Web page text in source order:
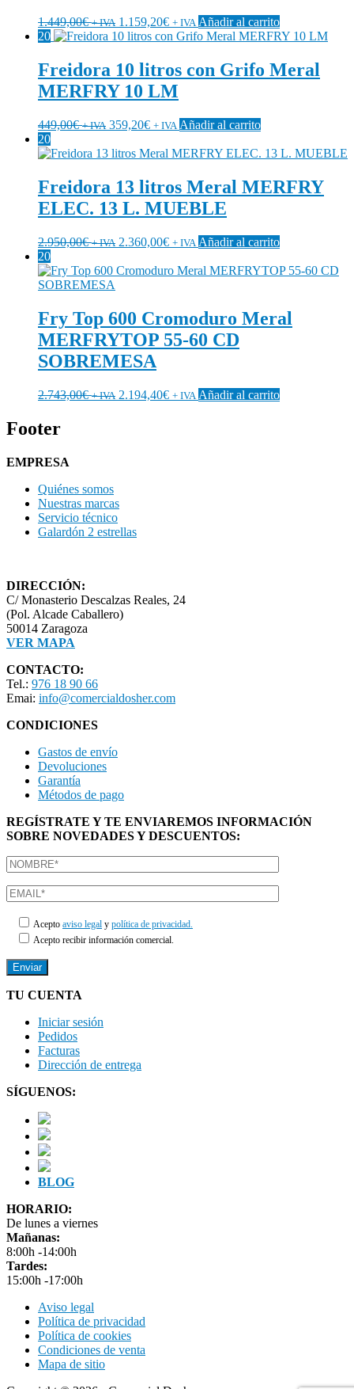
1.449,00€ + IVA 1.159,20€ + IVA Añadir al carrito
20
Freidora 10 litros con Grifo Meral
MERFRY 10 LM
449,00€ + IVA 359,20€ + IVA Añadir al carrito
20
Freidora 13 litros Meral MERFRY
ELEC. 13 L. MUEBLE
2.950,00€ + IVA 2.360,00€ + IVA Añadir al carrito
20
Fry Top 600 Cromoduro Meral
MERFRYTOP 55-60 CD
SOBREMESA
2.743,00€ + IVA 2.194,40€ + IVA Añadir al carrito
Footer
EMPRESA
Quiénes somos
Nuestras marcas
Servicio técnico
Galardón 2 estrellas
DIRECCIÓN:
C/ Monasterio Descalzas Reales, 24
(Pol. Alcade Caballero)
50014 Zaragoza
VER MAPA
CONTACTO:
Tel.: 976 18 90 66
Emai: info@comercialdosher.com
CONDICIONES
Gastos de envío
Devoluciones
Garantía
Métodos de pago
REGÍSTRATE Y TE ENVIAREMOS INFORMACIÓN
SOBRE NOVEDADES Y DESCUENTOS:
Acepto aviso legal y política de privacidad.
Acepto recibir información comercial.
TU CUENTA
Iniciar sesión
Pedidos
Facturas
Dirección de entrega
SÍGUENOS:
BLOG
HORARIO:
De lunes a viernes
Mañanas:
8:00h -14:00h
Tardes:
15:00h -17:00h
Aviso legal
Política de privacidad
Política de cookies
Condiciones de venta
Mapa de sitio